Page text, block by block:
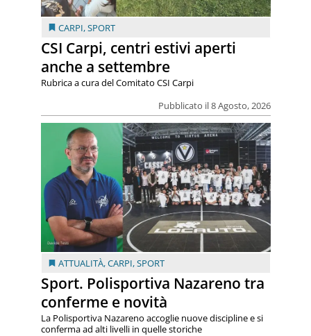
CARPI,SPORT
CSI Carpi, centri estivi aperti
anche a settembre
Pubblicato il 8 Agosto, 2026
Rubrica a cura del Comitato CSI Carpi
ATTUALITÀ,CARPI,SPORT
Sport. Polisportiva Nazareno tra
conferme e novità
La Polisportiva Nazareno accoglie nuove discipline e si
conferma ad alti livelli in quelle storiche